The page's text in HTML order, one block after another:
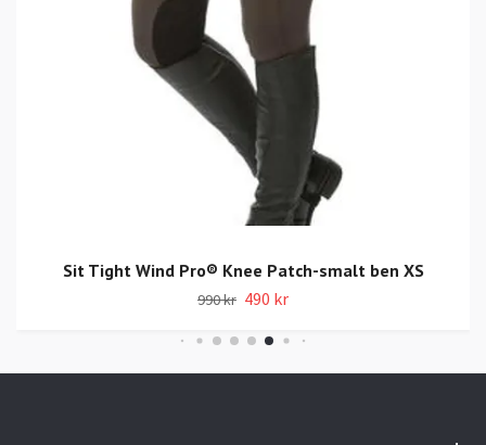
Sit Tight Wind Pro® Knee Patch-smalt ben XS
990 kr 490 kr